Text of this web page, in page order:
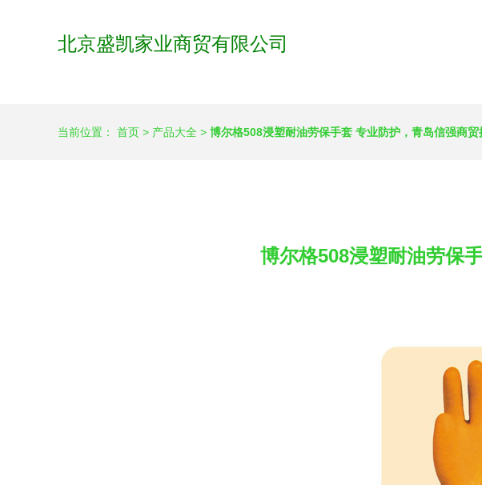
北京盛凯家业商贸有限公司
当前位置： 首页 > 产品大全 > 博尔格508浸塑耐油劳保手套 专业防护，青岛信强商贸
博尔格508浸塑耐油劳保